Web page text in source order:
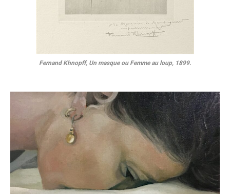
Fernand Khnopff, Un masque ou Femme au loup, 1899.